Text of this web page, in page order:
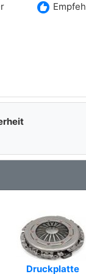
recommend
Druckplatte